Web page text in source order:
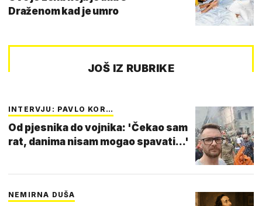
Draženom kad je umro
JOŠ IZ RUBRIKE
INTERVJU: PAVLO KOR…
Od pjesnika do vojnika: 'Čekao sam
rat, danima nisam mogao spavati...'
NEMIRNA DUŠA